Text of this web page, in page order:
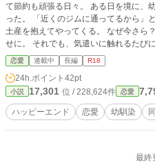
て節約も頑張る日々。 ある日を境に、幼馴染の芹澤匠海がよく訪れるようにな
った。 「近くのジムに通ってるから」
土産を抱えてやってくる。 なぜ今さら？ 何が目的？ 距離を取ったのは自分のく
せに。 それでも、気遣いに触れるたびに、
ある日、差出人不明の封筒がポストに
にいてくれる。 でもその視線は、幼馴
しで―― 恋心なんてゼロのはずだったのに、気づけば守られていた。 ※ムーン
ライトノベルズでも投稿しています。
恋愛 連載中 長編 R18
24h.ポイント 42pt
小説 17,301 位 / 228,624件 恋愛
ハッピーエンド 恋愛 幼馴染
最終